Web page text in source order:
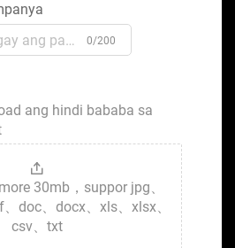
0/200
ang hindi bababa sa
30mb，suppor jpg、
doc、docx、xls、xlsx、
csv、txt